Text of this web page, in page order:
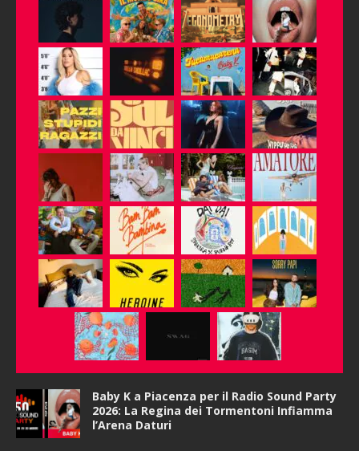
Baby K a Piacenza per il Radio Sound Party
2026: La Regina dei Tormentoni Infiamma
l’Arena Daturi